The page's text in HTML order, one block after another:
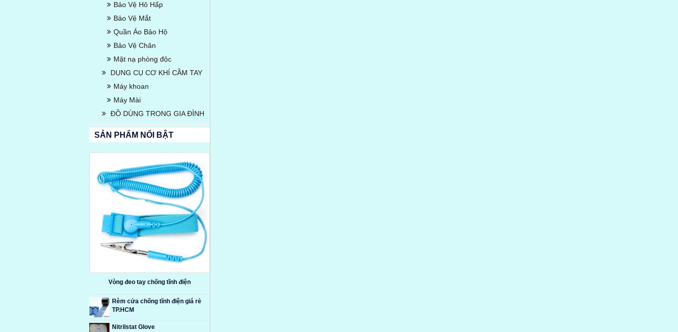
Bảo Vệ Hô Hấp
Bảo Vệ Mắt
Quần Áo Bảo Hộ
Bảo Vệ Chân
Mặt nạ phòng độc
DỤNG CỤ CƠ KHÍ CẦM TAY
Máy khoan
Máy Mài
ĐỒ DÙNG TRONG GIA ĐÌNH
SẢN PHẨM NỔI BẬT
Vòng đeo tay chống tĩnh điện
Rèm cửa chống tĩnh điện giá rẻ
TP.HCM
Nitrilstat Glove